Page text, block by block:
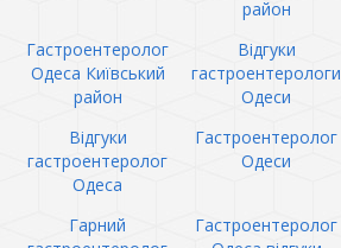
район
Гастроентеролог
Одеса Київський
район
Відгуки
гастроентерологи
Одеси
Відгуки
гастроентеролог
Одеса
Гастроентеролог
Одеси
Гарний
Гастроентеролог